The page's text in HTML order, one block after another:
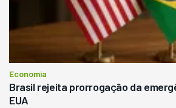
Economia
Brasil rejeita prorrogação da
EUA